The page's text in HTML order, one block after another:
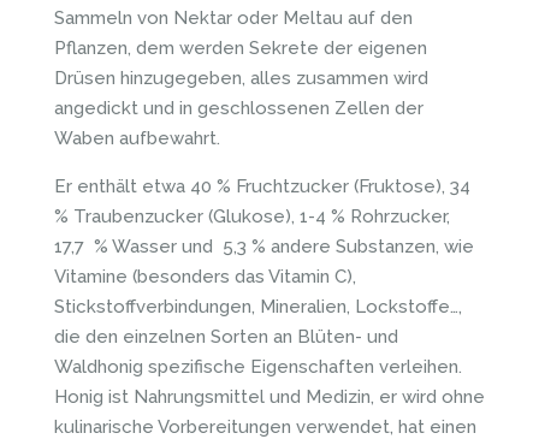
Sammeln von Nektar oder Meltau auf den
Pflanzen, dem werden Sekrete der eigenen
Drüsen hinzugegeben, alles zusammen wird
angedickt und in geschlossenen Zellen der
Waben aufbewahrt.
Er enthält etwa 40 % Fruchtzucker (Fruktose), 34
% Traubenzucker (Glukose), 1-4 % Rohrzucker,
17,7 % Wasser und 5,3 % andere Substanzen, wie
Vitamine (besonders das Vitamin C),
Stickstoffverbindungen, Mineralien, Lockstoffe…,
die den einzelnen Sorten an Blüten- und
Waldhonig spezifische Eigenschaften verleihen.
Honig ist Nahrungsmittel und Medizin, er wird ohne
kulinarische Vorbereitungen verwendet, hat einen